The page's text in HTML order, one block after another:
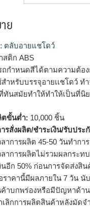
ย
ตลับอายแชโดว์
สติก ABS
ถกำหนดสีได้ตามความต้อ
สำหรับบรรจุอายเเชโดว์
ทันสมัยทำให้ทำให้เป็นที่นิ
ตขั้นต่ำ: 10,000 ชิ้น
ารสั่งผลิต/ชำระเงิน/รับประ
ลาการผลิต 45-50 วันทำก
ลาการผลิตไม่รวมผลกระ
นอีก 50% ก่อนการจัดส่งสิ
ราคานี้มีผลภายใน 7 วัน นั
าบกพร่องหรือมีปัญหาด้า
ลิกการผลิตสินค้าหลังมัด